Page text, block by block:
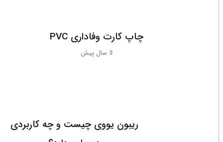
چاپ کارت وفاداری PVC
3 سال پیش
ریبون یووی چیست و چه کاربردی